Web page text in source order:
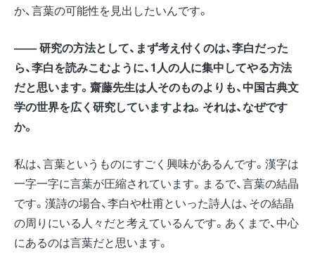
か、言葉の可能性を見出したいんです。
―― 研究の方法として、まず考え付くのは、李白だった
ら、李白を読みこむように、1人の人に集中してやる方法
だと思います。齋藤先生は人そのものよりも、中国古典文
学の世界を広く研究していますよね。それは、なぜです
か。
私は、言葉というものにすごく興味があるんです。漢字は
一字一字に言葉が圧縮されています。まるで、言葉の結晶
です。漢詩の場合、李白や杜甫といった詩人は、その結晶
の周りにいる人々だと考えているんです。あくまで、中心
にあるのは言葉だと思います。